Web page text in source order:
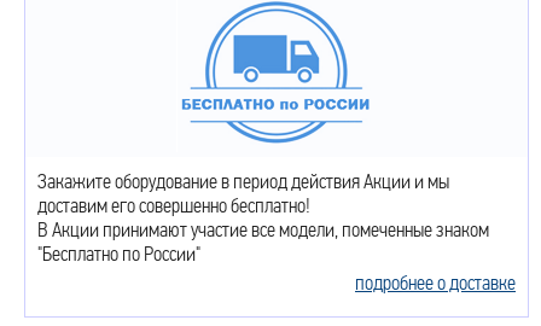
Закажите оборудование в период действия Акции и мы
доставим его совершенно бесплатно!
В Акции принимают участие все модели, помеченные знаком
"Бесплатно по России"
подробнее о доставке